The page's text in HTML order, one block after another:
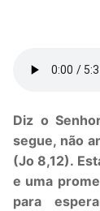
Diz o
segue, não
(Jo 8,12).
e uma
para